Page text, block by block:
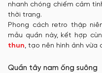
nhanh chóng chiếm cảm
thời trang.
Phong cách retro thập
mẫu quần này, kết hợp
thun, tạo nên hình ảnh vừa
Quần tây nam ống suông